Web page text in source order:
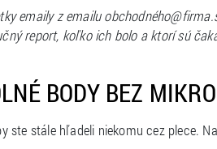
emaily z emailu
report, koľko ich bolo a ktorí sú
BODY BEZ
ste stále hľadeli niekomu cez plece.